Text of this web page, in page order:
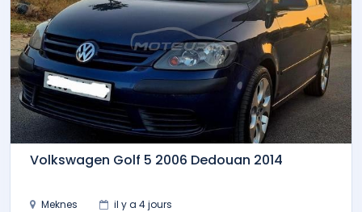
Volkswagen Golf 5 2006 Dedouan 2014
Meknes il y a 4 jours